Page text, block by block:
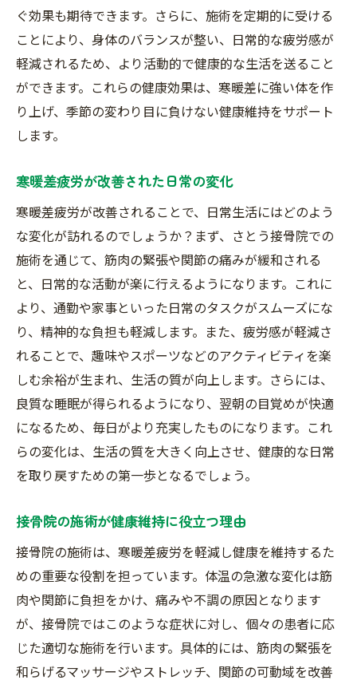
ぐ効果も期待できます。さらに、施術を定期的に受ける
ことにより、身体のバランスが整い、日常的な疲労感が
軽減されるため、より活動的で健康的な生活を送ること
ができます。これらの健康効果は、寒暖差に強い体を作
り上げ、季節の変わり目に負けない健康維持をサポート
します。
寒暖差疲労が改善された日常の変化
寒暖差疲労が改善されることで、日常生活にはどのよう
な変化が訪れるのでしょうか？まず、さとう接骨院での
施術を通じて、筋肉の緊張や関節の痛みが緩和される
と、日常的な活動が楽に行えるようになります。これに
より、通勤や家事といった日常のタスクがスムーズにな
り、精神的な負担も軽減します。また、疲労感が軽減さ
れることで、趣味やスポーツなどのアクティビティを楽
しむ余裕が生まれ、生活の質が向上します。さらには、
良質な睡眠が得られるようになり、翌朝の目覚めが快適
になるため、毎日がより充実したものになります。これ
らの変化は、生活の質を大きく向上させ、健康的な日常
を取り戻すための第一歩となるでしょう。
接骨院の施術が健康維持に役立つ理由
接骨院の施術は、寒暖差疲労を軽減し健康を維持するた
めの重要な役割を担っています。体温の急激な変化は筋
肉や関節に負担をかけ、痛みや不調の原因となります
が、接骨院ではこのような症状に対し、個々の患者に応
じた適切な施術を行います。具体的には、筋肉の緊張を
和らげるマッサージやストレッチ、関節の可動域を改善